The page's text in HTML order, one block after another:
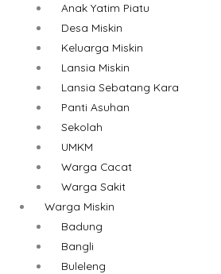
Anak Yatim Piatu
Desa Miskin
Keluarga Miskin
Lansia Miskin
Lansia Sebatang Kara
Panti Asuhan
Sekolah
UMKM
Warga Cacat
Warga Sakit
Warga Miskin
Badung
Bangli
Buleleng